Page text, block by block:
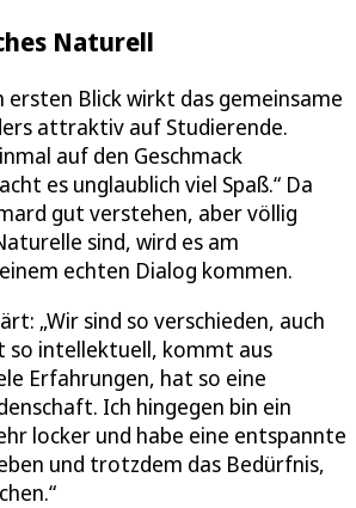
Naturell
ersten Blick wirkt das gemeinsame
attraktiv auf Studierende.
auf den Geschmack
es unglaublich viel Spaß.“ Da
gut verstehen, aber völlig
sind, wird es am
echten Dialog kommen.
„Wir sind so verschieden, auch
so intellektuell, kommt aus
Erfahrungen, hat so eine
Ich hingegen bin ein
locker und habe eine entspannte
und trotzdem das Bedürfnis,